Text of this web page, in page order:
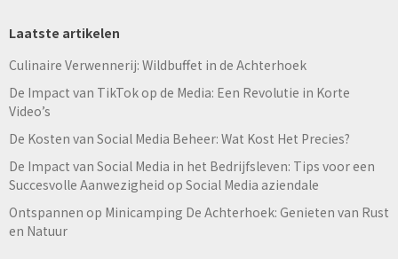
Laatste artikelen
Culinaire Verwennerij: Wildbuffet in de Achterhoek
De Impact van TikTok op de Media: Een Revolutie in Korte
Video’s
De Kosten van Social Media Beheer: Wat Kost Het Precies?
De Impact van Social Media in het Bedrijfsleven: Tips voor een
Succesvolle Aanwezigheid op Social Media aziendale
Ontspannen op Minicamping De Achterhoek: Genieten van Rust
en Natuur